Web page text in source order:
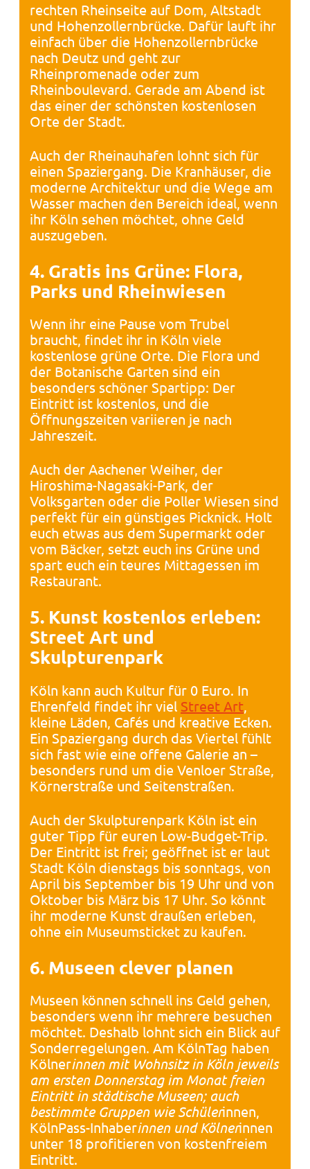
rechten Rheinseite auf Dom, Altstadt
und Hohenzollernbrücke. Dafür lauft ihr
einfach über die Hohenzollernbrücke
nach Deutz und geht zur
Rheinpromenade oder zum
Rheinboulevard. Gerade am Abend ist
das einer der schönsten kostenlosen
Orte der Stadt.
Auch der Rheinauhafen lohnt sich für
einen Spaziergang. Die Kranhäuser, die
moderne Architektur und die Wege am
Wasser machen den Bereich ideal, wenn
ihr Köln sehen möchtet, ohne Geld
auszugeben.
4. Gratis ins Grüne: Flora,
Parks und Rheinwiesen
Wenn ihr eine Pause vom Trubel
braucht, findet ihr in Köln viele
kostenlose grüne Orte. Die Flora und
der Botanische Garten sind ein
besonders schöner Spartipp: Der
Eintritt ist kostenlos, und die
Öffnungszeiten variieren je nach
Jahreszeit.
Auch der Aachener Weiher, der
Hiroshima-Nagasaki-Park, der
Volksgarten oder die Poller Wiesen sind
perfekt für ein günstiges Picknick. Holt
euch etwas aus dem Supermarkt oder
vom Bäcker, setzt euch ins Grüne und
spart euch ein teures Mittagessen im
Restaurant.
5. Kunst kostenlos erleben:
Street Art und
Skulpturenpark
Köln kann auch Kultur für 0 Euro. In
Ehrenfeld findet ihr viel Street Art
kleine Läden, Cafés und kreative Ecken.
Ein Spaziergang durch das Viertel fühlt
sich fast wie eine offene Galerie an –
besonders rund um die Venloer Straße,
Körnerstraße und Seitenstraßen.
Auch der Skulpturenpark Köln ist ein
guter Tipp für euren Low-Budget-Trip.
Der Eintritt ist frei; geöffnet ist er laut
Stadt Köln dienstags bis sonntags, von
April bis September bis 19 Uhr und von
Oktober bis März bis 17 Uhr. So könnt
ihr moderne Kunst draußen erleben,
ohne ein Museumsticket zu kaufen.
6. Museen clever planen
Museen können schnell ins Geld gehen,
besonders wenn ihr mehrere besuchen
möchtet. Deshalb lohnt sich ein Blick auf
Sonderregelungen. Am KölnTag haben
Kölnerinnen mit Wohnsitz in Köln jeweils
am ersten Donnerstag im Monat freien
Eintritt in städtische Museen; auch
bestimmte Gruppen wie Schülerinnen,
KölnPass-Inhaberinnen und Kölnerinnen
unter 18 profitieren von kostenfreiem
Eintritt.